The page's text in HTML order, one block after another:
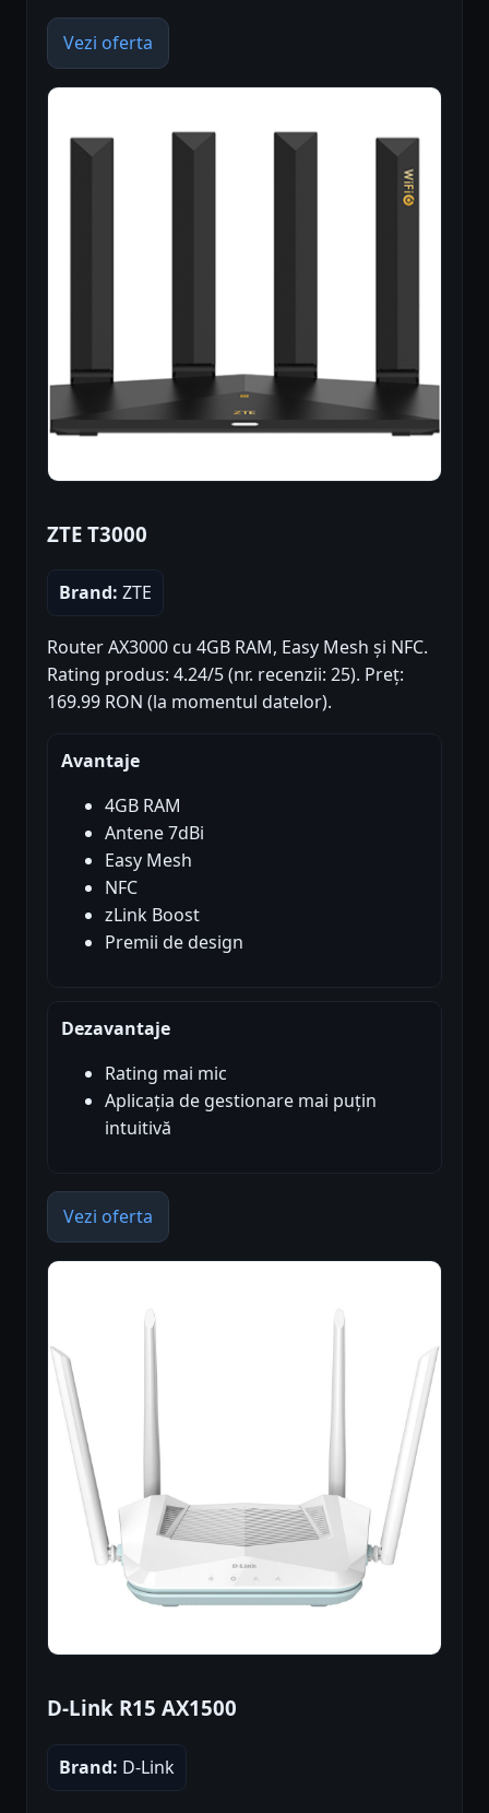
Vezi oferta
ZTE T3000
Brand: ZTE
Router AX3000 cu 4GB RAM, Easy Mesh și NFC.
Rating produs: 4.24/5 (nr. recenzii: 25). Preț:
169.99 RON (la momentul datelor).
Avantaje
4GB RAM
Antene 7dBi
Easy Mesh
NFC
zLink Boost
Premii de design
Dezavantaje
Rating mai mic
Aplicația de gestionare mai puțin
intuitivă
Vezi oferta
D-Link R15 AX1500
Brand: D-Link